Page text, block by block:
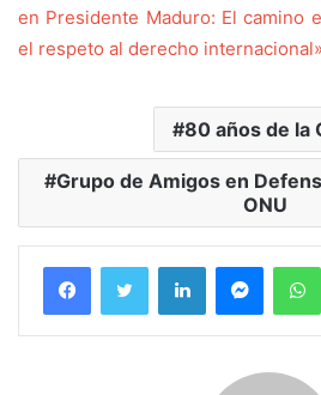
en Presidente Maduro: El camino
el respeto al derecho internacional»
80 años de la
Grupo de Amigos en
ONU
FacebookTwitter LinkedIn